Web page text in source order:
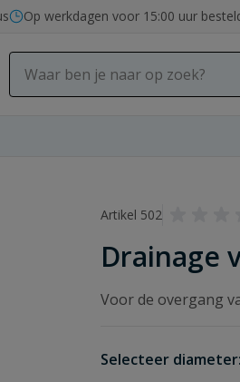
Op werkdagen voor 15:00 uur
Artikel 502
Drainage
Voor de overgang
Selecteer diameter: